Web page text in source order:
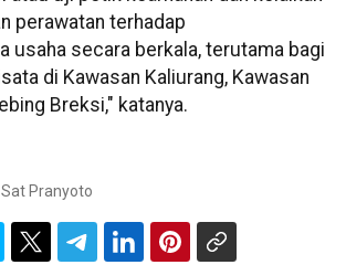
perawatan terhadap
usaha secara berkala, terutama bagi
di Kawasan Kaliurang, Kawasan
Breksi," katanya.
Pranyoto